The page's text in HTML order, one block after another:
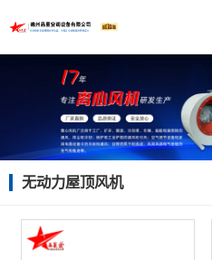
无动力屋顶风机